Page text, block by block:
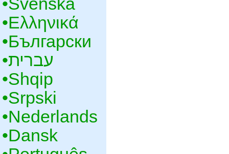
•‎Ελληνικά
•‎Български
•‎עברית
•‎Shqip
•‎Srpski
•‎Nederlands
•‎Dansk